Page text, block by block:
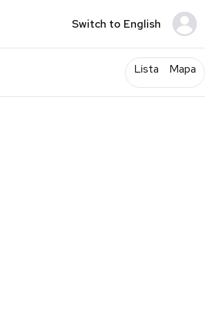
Switch to English
Lista Mapa